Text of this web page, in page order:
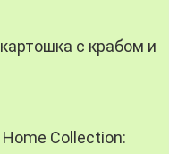
с крабом и
Collection: